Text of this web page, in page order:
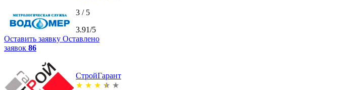
3 / 5
3.91/5
Оставить заявку Оставлено
заявок 86
СтройГарант
★ ★ ★ ★ ★